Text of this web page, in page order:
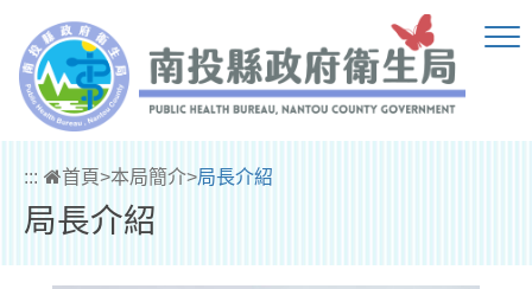
::: 首頁>本局簡介>局長介紹
局長介紹